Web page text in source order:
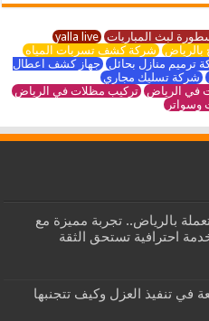
لبث المباريات yalla live
شركة كشف تسربات المياه
ترميم منازل بحائل جهاز كشف اعطال
شركة تسليك مجاري
في الرياض تركيب مظلات في الرياض
وسواتر
بالرياض.. تجربة مميزة مع
احترافية تستحق الثقة